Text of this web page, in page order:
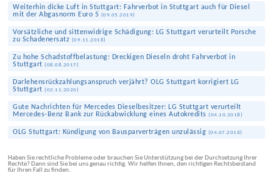
Weiterhin dicke Luft in Stuttgart: Fahrverbot in Stuttgart auch für Diesel
mit der Abgasnorm Euro 5 (09.05.2019)
Vorsätzliche und sittenwidrige Schädigung: LG Stuttgart verurteilt Porsche
zu Schaden­ersatz (09.11.2018)
Zu hohe Schadstoff­belastung: Dreckigen Dieseln droht Fahrverbot in
Stuttgart( 08.08.2017)
Darlehens­rück­zahlungs­anspruch verjährt? OLG Stuttgart korrigiert LG
Stuttgart( 02.11.2020)
Gute Nachrichten für Mercedes Dieselbesitzer: LG Stuttgart verurteilt
Mercedes-Benz Bank zur Rückabwicklung eines Autokredits( 04.10.2018 )
OLG Stuttgart: Kündigung von Bauspar­verträgen unzulässig (04.07.2016)
Haben Sie rechtliche Probleme oder brauchen Sie Unterstützung bei der Durchsetzung Ihrer
Rechte? Dann sind Sie bei uns genau richtig. Wir helfen Ihnen, den richtigen Rechtsbeistand
für Ihren Fall zu finden.